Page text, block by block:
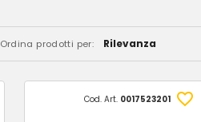
Ordina prodotti per: Rilevanza
Cod. Art. 0017523201